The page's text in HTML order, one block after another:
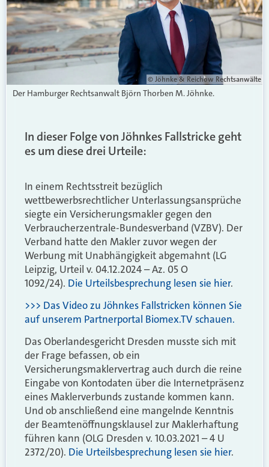
© Jöhnke & Reichow Rechtsanwälte
Der Hamburger Rechtsanwalt Björn Thorben M. Jöhnke.
In dieser Folge von Jöhnkes Fallstricke geht
es um diese drei Urteile:
In einem Rechtsstreit bezüglich
wettbewerbsrechtlicher Unterlassungsansprüche
siegte ein Versicherungsmakler gegen den
Verbraucherzentrale-Bundesverband (VZBV). Der
Verband hatte den Makler zuvor wegen der
Werbung mit Unabhängigkeit abgemahnt (LG
Leipzig, Urteil v. 04.12.2024 – Az. 05 O
1092/24). Die Urteilsbesprechung lesen sie hier.
>>> Das Video zu Jöhnkes Fallstricken können Sie
auf unserem Partnerportal Biomex.TV schauen.
Das Oberlandesgericht Dresden musste sich mit
der Frage befassen, ob ein
Versicherungsmaklervertrag auch durch die reine
Eingabe von Kontodaten über die Internetpräsenz
eines Maklerverbunds zustande kommen kann.
Und ob anschließend eine mangelnde Kenntnis
der Beamtenöffnungsklausel zur Maklerhaftung
führen kann (OLG Dresden v. 10.03.2021 – 4 U
2372/20). Die Urteilsbesprechung lesen sie hier.